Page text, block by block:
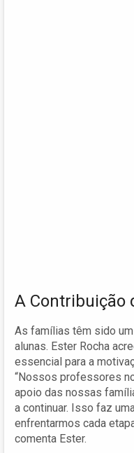
A Contribuição
As famílias têm sido
alunas. Ester Rocha
essencial para a
“Nossos professores
apoio das nossas
a continuar. Isso faz
enfrentarmos cada
comenta Ester.